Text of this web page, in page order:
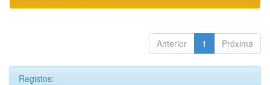
Anterior 1 Próxima
Registos: